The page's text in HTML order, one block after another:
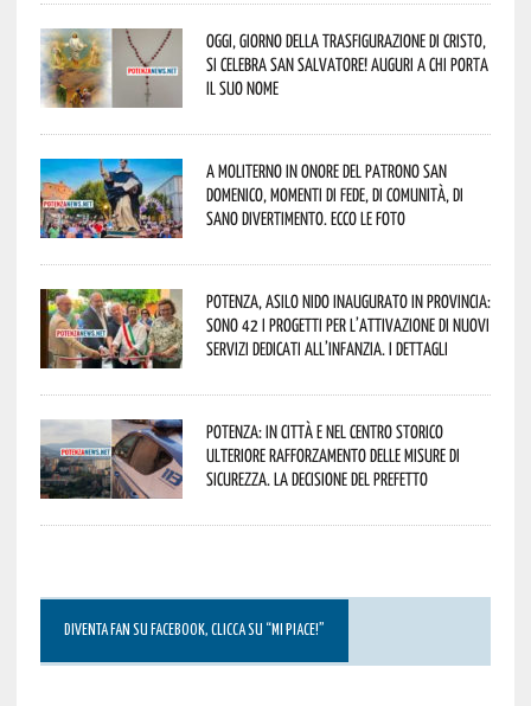
Oggi, giorno della Trasfigurazione di Cristo,
si celebra San Salvatore! Auguri a chi porta
il suo nome
A Moliterno in onore del Patrono San
Domenico, momenti di fede, di comunità, di
sano divertimento. Ecco le foto
Potenza, asilo nido inaugurato in provincia:
sono 42 i progetti per l’attivazione di nuovi
servizi dedicati all’infanzia. I dettagli
Potenza: in città e nel centro storico
ulteriore rafforzamento delle misure di
sicurezza. La decisione del Prefetto
DIVENTA FAN SU FACEBOOK, CLICCA SU “MI PIACE!”